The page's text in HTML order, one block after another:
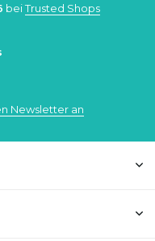
beiTrusted Shops
Newsletter an